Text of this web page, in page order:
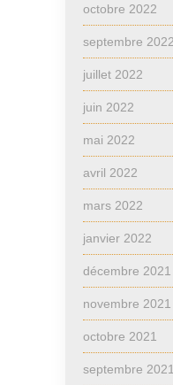
octobre 2022
septembre 2022
juillet 2022
juin 2022
mai 2022
avril 2022
mars 2022
janvier 2022
décembre 2021
novembre 2021
octobre 2021
septembre 2021